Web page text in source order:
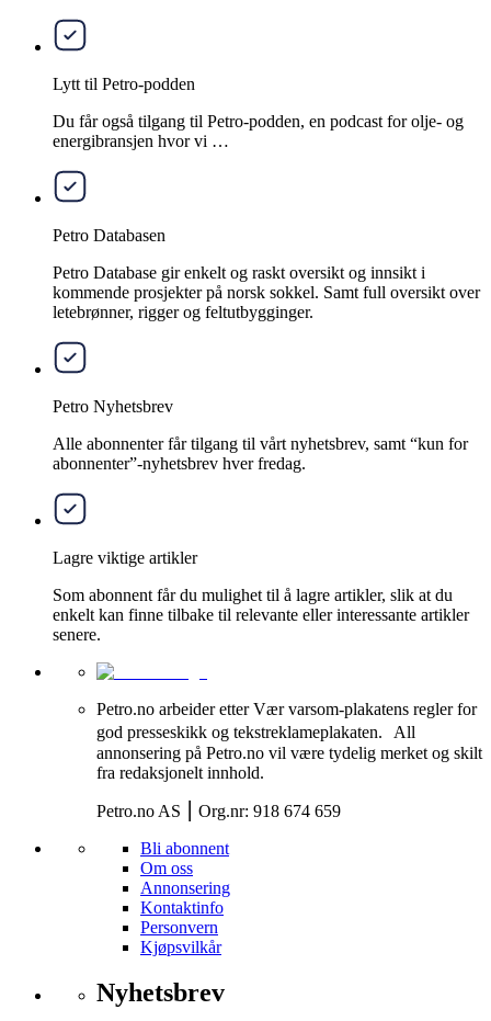
Lytt til Petro-podden
Du får også tilgang til Petro-podden, en podcast for olje- og
energibransjen hvor vi …
Petro Databasen
Petro Database gir enkelt og raskt oversikt og innsikt i
kommende prosjekter på norsk sokkel. Samt full oversikt over
letebrønner, rigger og feltutbygginger.
Petro Nyhetsbrev
Alle abonnenter får tilgang til vårt nyhetsbrev, samt “kun for
abonnenter”-nyhetsbrev hver fredag.
Lagre viktige artikler
Som abonnent får du mulighet til å lagre artikler, slik at du
enkelt kan finne tilbake til relevante eller interessante artikler
senere.
Petro.no arbeider etter Vær varsom-plakatens regler for
god presseskikk og tekstreklameplakaten. All
annonsering på Petro.no vil være tydelig merket og skilt
fra redaksjonelt innhold.
Petro.no AS ⎮ Org.nr: 918 674 659
Bli abonnent
Om oss
Annonsering
Kontaktinfo
Personvern
Kjøpsvilkår
Nyhetsbrev